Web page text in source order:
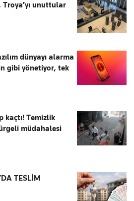
Troya’yı unuttular
dünyayı alarma
gibi yönetiyor, tek
kaçtı! Temizlik
müdahalesi
TESLİM